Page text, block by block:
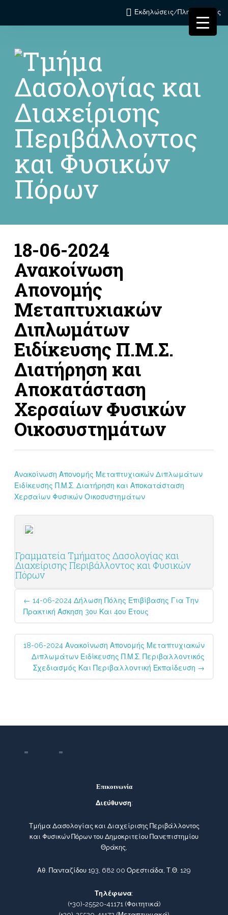
Εκδηλώσεις/Πληροφορίες
18-06-2024
Ανακοίνωση
Απονομής
Μεταπτυχιακών
Διπλωμάτων
Ειδίκευσης Π.Μ.Σ.
Διατήρηση και
Αποκατάσταση
Χερσαίων Φυσικών
Οικοσυστημάτων
Ανακοίνωση Απονομής Μεταπτυχιακών Διπλωμάτων
Ειδίκευσης Π.Μ.Σ. Διατήρηση και Αποκατάσταση
Χερσαίων Φυσικών Οικοσυστημάτων
Γραμματεία Τμήματος Δασολογίας και
Διαχείρισης Περιβάλλοντος και Φυσικών
Πόρων
Post
navigation
← 14-06-2024 Δήλωση Πόλης Επιβίβασης Για Την
Πρακτική Άσκηση 3ου Και 4ου Έτους
18-06-2024 Ανακοίνωση Απονομής Μεταπτυχιακών
Διπλωμάτων Ειδίκευσης Π.Μ.Σ. Περιβαλλοντικός
Σχεδιασμός Και Περιβαλλοντική Εκπαίδευση →
Επικοινωνία
Διεύθυνση:
Τμήμα Δασολογίας και Διαχείρισης Περιβάλλοντος
και Φυσικών Πόρων του Δημοκριτείου Πανεπιστημίου
Θράκης,
Αθ. Πανταζίδου 193, 682 00 Ορεστιάδα, Τ.Θ. 129
Τηλέφωνα:
(+30)-25520-41171(Φοιτητικά)